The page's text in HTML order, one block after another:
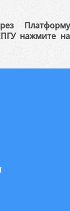
Платформу
нажмите на